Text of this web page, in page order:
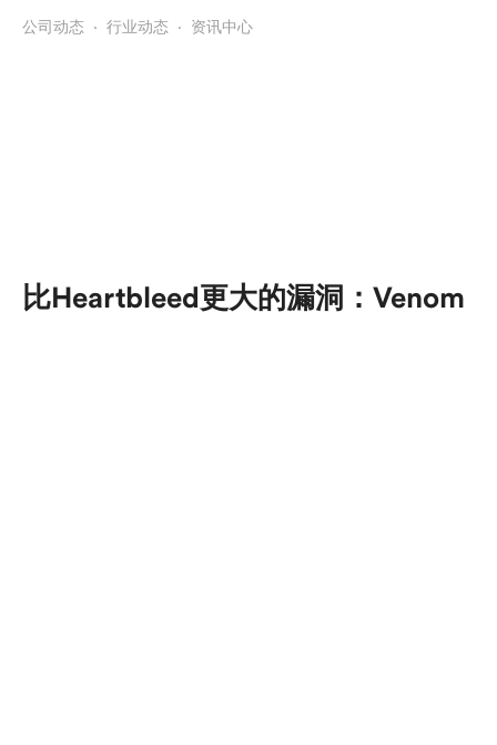
公司动态 · 行业动态 · 资讯中心
比Heartbleed更大的漏洞：Venom